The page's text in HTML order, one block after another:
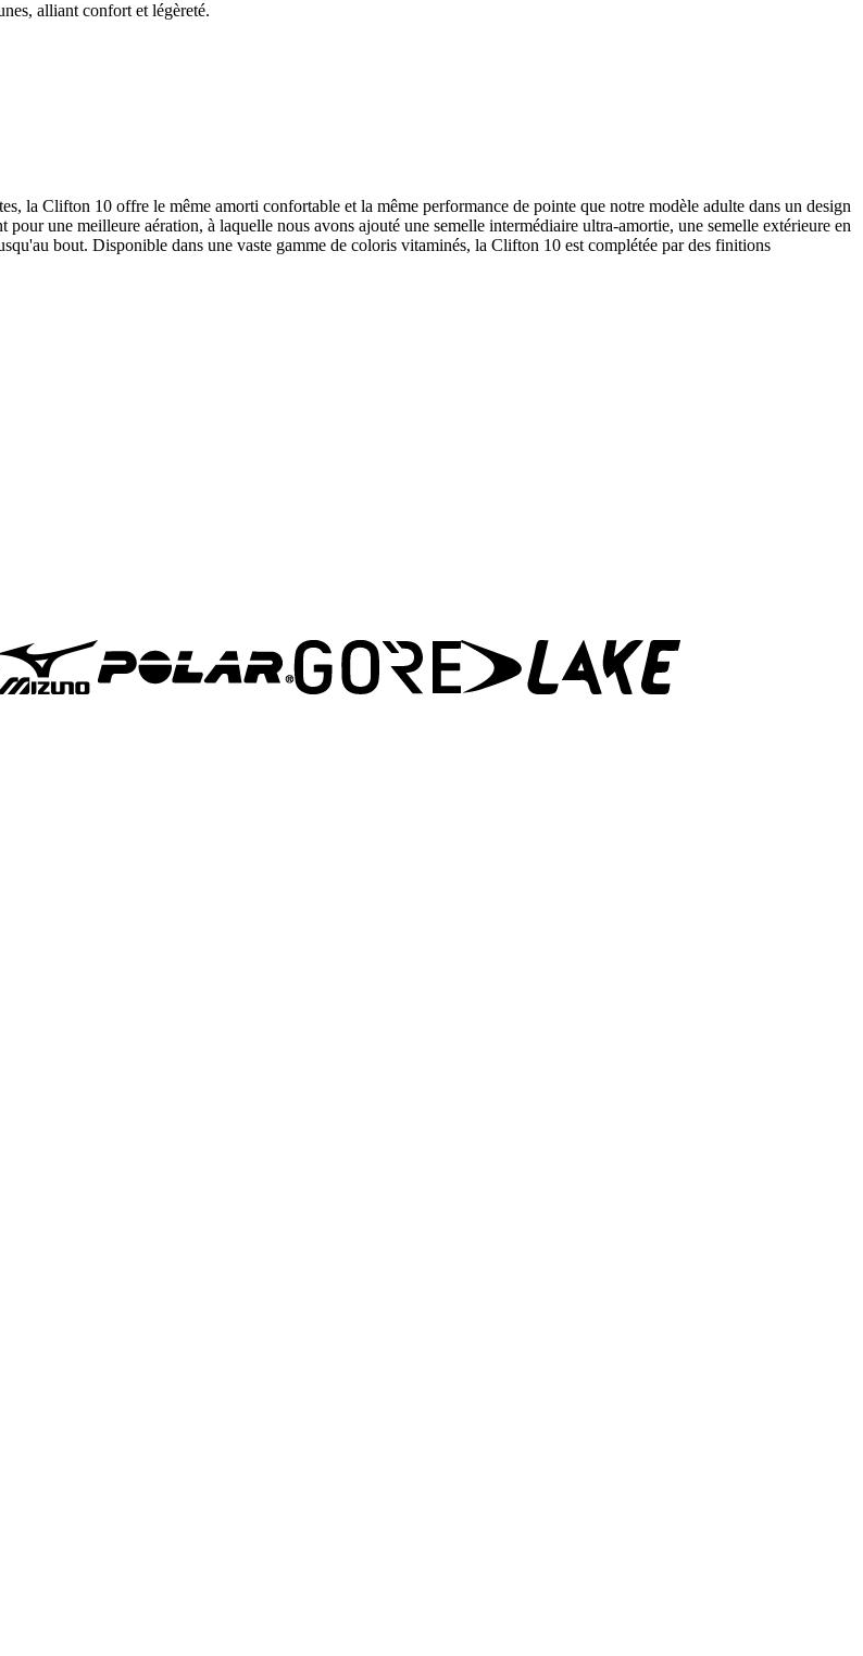
alliant confort et légèreté.
la Clifton 10 offre le même amorti confortable et la même performance de pointe que notre modèle adulte dans un design
une meilleure aération, à laquelle nous avons ajouté une semelle intermédiaire ultra-amortie, une semelle extérieure en
bout. Disponible dans une vaste gamme de coloris vitaminés, la Clifton 10 est complétée par des finitions